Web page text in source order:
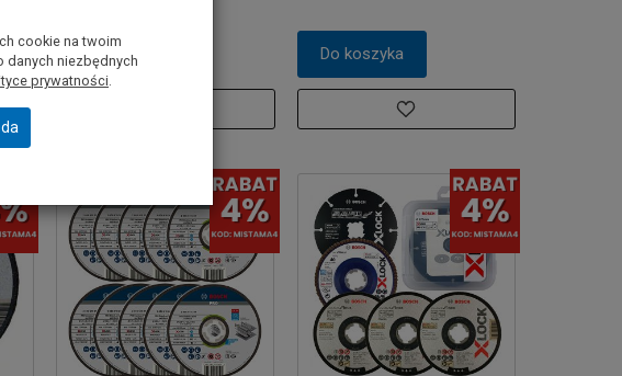
Do koszyka Do koszyka
cookie na twoim
danych niezbędnych
prywatności.